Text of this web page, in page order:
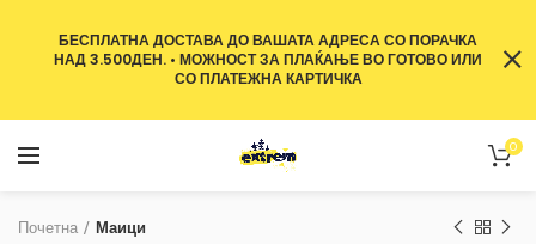
0
Почетна Маици
БЕСПЛАТНА ДОСТАВА ДО ВАШАТА АДРЕСА СО ПОРАЧКА
НАД 3.500ДЕН. • МОЖНОСТ ЗА ПЛАЌАЊЕ ВО ГОТОВО ИЛИ
СО ПЛАТЕЖНА КАРТИЧКА